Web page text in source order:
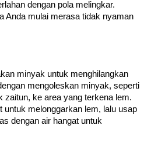
dengan pola melingkar.
Anda mulai merasa tidak nyaman
minyak untuk menghilangkan
mengoleskan minyak, seperti
zaitun, ke area yang terkena lem.
untuk melonggarkan lem, lalu usap
dengan air hangat untuk